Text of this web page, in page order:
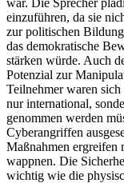
einzuführen, da sie
zur politischen
das demokratische
stärken würde. Auch
Potenzial zur
Teilnehmer waren
nur international,
genommen werden
Cyberangriffen
Maßnahmen ergreifen
wappnen. Die
wichtig wie die